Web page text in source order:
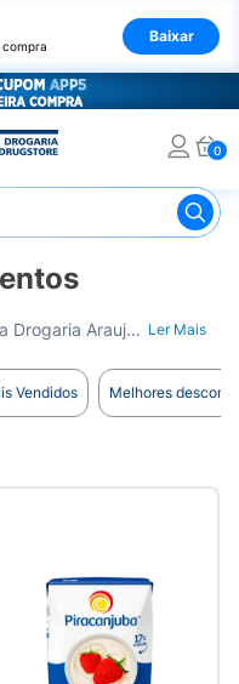
Baixar
0
Compre Temperos e Condimentos na Drogaria Araujo. Aromatize e saborize as suas refeições. Entrega para todo o Brasil. Ler Mais
Vendidos Melhores